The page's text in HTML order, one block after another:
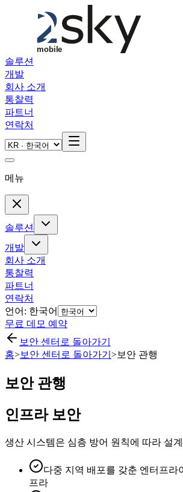
Skip to main content
솔루션
개발
회사 소개
통찰력
파트너
연락처
메뉴
솔루션
개발
회사 소개
통찰력
파트너
연락처
언어: 한국어
무료 데모 예약
보안 센터로 돌아가기
홈>보안 센터로 돌아가기 >보안 관행
보안 관행
인프라 보안
생산 시스템은 심층 방어 원칙에 따라 설
다중 지역 배포를 갖춘 엔터프라
프라